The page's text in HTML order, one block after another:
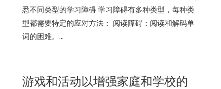
悉不同类型的学习障碍 学习障碍有多种类型，每种类
型都需要特定的应对方法： 阅读障碍：阅读和解码单
词的困难。...
游戏和活动以增强家庭和学校的